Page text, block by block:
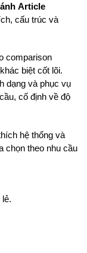
Article
cấu trúc và
comparison
biệt cốt lõi.
dạng và phục vụ
cố định về độ
hệ thống và
chọn theo nhu cầu
lẻ.